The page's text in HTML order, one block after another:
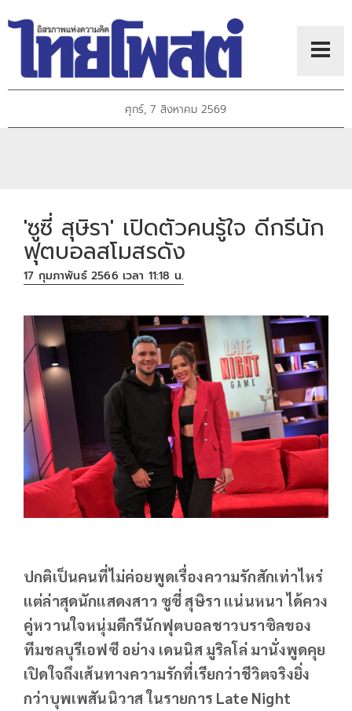
ศุกร์, 7 สิงหาคม 2569
'ซูซี่ สุษิรา' เปิดตัวคนรู้ใจ ดีกรีนัก
ฟุตบอลสโมสรดัง
17 กุมภาพันธ์ 2566 เวลา 11:18 น.
ปกติเป็นคนที่ไม่ค่อยพูดเรื่องความรักสักเท่าไหร่
แต่ล่าสุดนักแสดงสาว ซูซี่ สุษิรา แน่นหนา ได้ควง
คู่หวานใจหนุ่มดีกรีนักฟุตบอลชาวบราซิลของ
ทีมชลบุรีเอฟซี อย่าง เดนนิส มูริลโล่ มานั่งพูดคุย
เปิดใจถึงเส้นทางความรักที่เรียกว่าชีวิตจริงยิ่ง
กว่าบุพเพสันนิวาส ในรายการ Late Night